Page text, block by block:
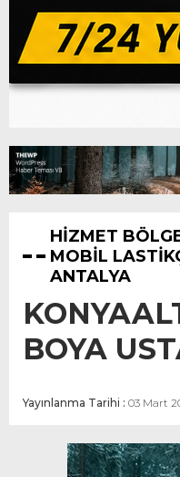
HİZMET
MOBİL
ANTALYA
BOYA
Yayınlanma Tarihi : 03 Mart